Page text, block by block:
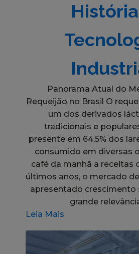
Panorama Atual do
Requeijão no Brasil O
um dos derivados
tradicionais e
presente em 64,5% dos
consumido em diversas
café da manhã a receitas
últimos anos, o mercado
apresentado crescimento
grande
Leia Mais